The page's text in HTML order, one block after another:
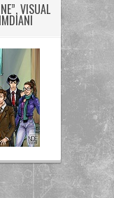
VISUAL